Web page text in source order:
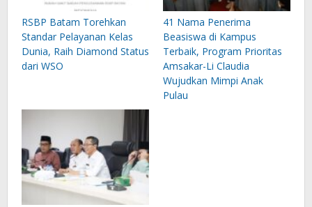
RSBP Batam Torehkan
Standar Pelayanan Kelas
Dunia, Raih Diamond Status
dari WSO
41 Nama Penerima
Beasiswa di Kampus
Terbaik, Program Prioritas
Amsakar-Li Claudia
Wujudkan Mimpi Anak
Pulau